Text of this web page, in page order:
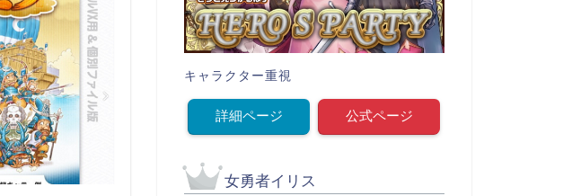
キャラクター重視
詳細ページ 公式ページ
女勇者イリス